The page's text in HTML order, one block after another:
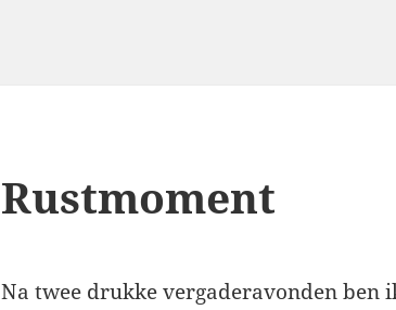
Rustmoment
Na twee drukke vergaderavonden ben